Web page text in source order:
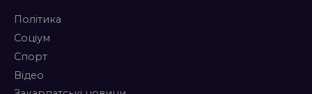
Політика
Соціум
Спорт
Відео